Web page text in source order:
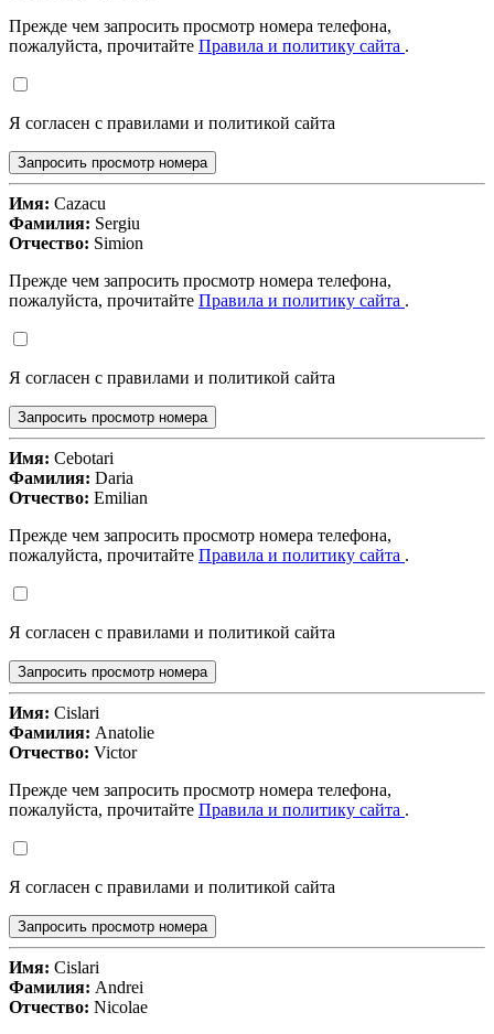
Прежде чем запросить просмотр номера телефона,
пожалуйста, прочитайте Правила и политику сайта .
Я согласен с правилами и политикой сайта
Запросить просмотр номера
Имя: Cazacu
Фамилия: Sergiu
Отчество: Simion
Прежде чем запросить просмотр номера телефона,
пожалуйста, прочитайте Правила и политику сайта .
Я согласен с правилами и политикой сайта
Запросить просмотр номера
Имя: Cebotari
Фамилия: Daria
Отчество: Emilian
Прежде чем запросить просмотр номера телефона,
пожалуйста, прочитайте Правила и политику сайта .
Я согласен с правилами и политикой сайта
Запросить просмотр номера
Имя: Cislari
Фамилия: Anatolie
Отчество: Victor
Прежде чем запросить просмотр номера телефона,
пожалуйста, прочитайте Правила и политику сайта .
Я согласен с правилами и политикой сайта
Запросить просмотр номера
Имя: Cislari
Фамилия: Andrei
Отчество: Nicolae